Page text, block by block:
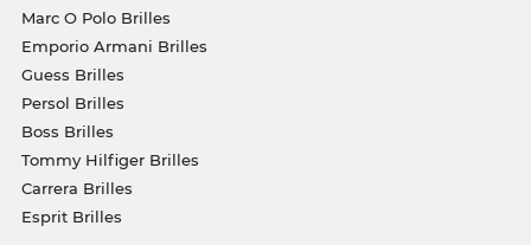
Marc O Polo Brilles
Emporio Armani Brilles
Guess Brilles
Persol Brilles
Boss Brilles
Tommy Hilfiger Brilles
Carrera Brilles
Esprit Brilles